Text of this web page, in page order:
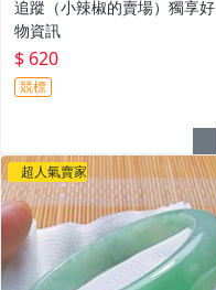
追蹤（小辣椒的賣場）獨享好
物資訊
$ 620
競標
超人氣賣家